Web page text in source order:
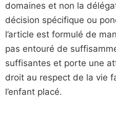
domaines et non la
décision spécifique ou
l’article est formulé de
pas entouré de
suffisantes et porte une
droit au respect de la vie
l’enfant placé.